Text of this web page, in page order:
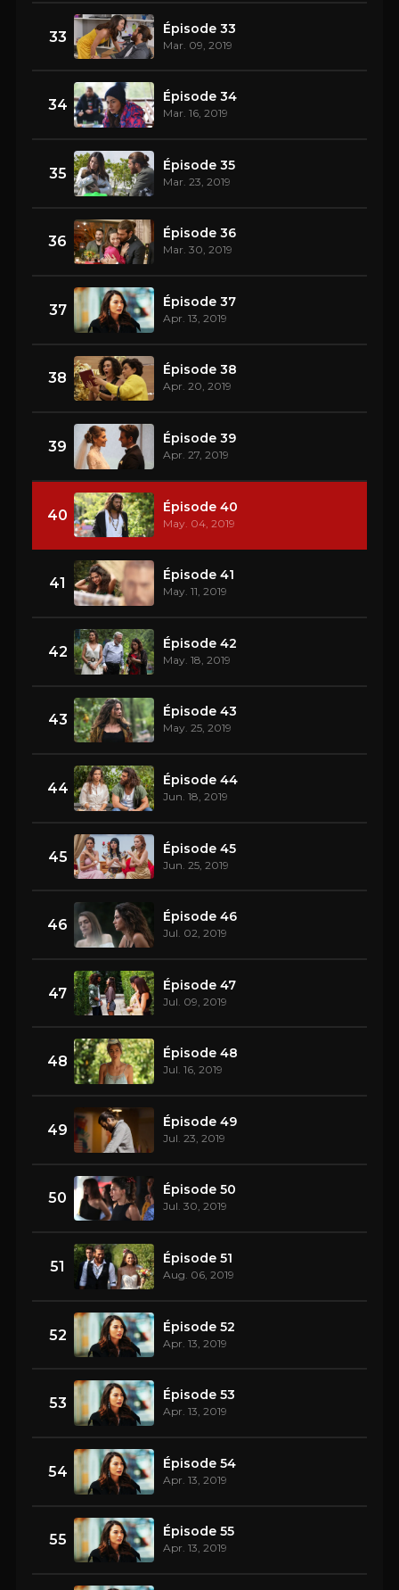
33 Épisode 33
Mar. 09, 2019
34 Épisode 34
Mar. 16, 2019
35 Épisode 35
Mar. 23, 2019
36 Épisode 36
Mar. 30, 2019
37 Épisode 37
Apr. 13, 2019
38 Épisode 38
Apr. 20, 2019
39 Épisode 39
Apr. 27, 2019
40 Épisode 40
May. 04, 2019
41 Épisode 41
May. 11, 2019
42 Épisode 42
May. 18, 2019
43 Épisode 43
May. 25, 2019
44 Épisode 44
Jun. 18, 2019
45 Épisode 45
Jun. 25, 2019
46 Épisode 46
Jul. 02, 2019
47 Épisode 47
Jul. 09, 2019
48 Épisode 48
Jul. 16, 2019
49 Épisode 49
Jul. 23, 2019
50 Épisode 50
Jul. 30, 2019
51 Épisode 51
Aug. 06, 2019
52 Épisode 52
Apr. 13, 2019
53 Épisode 53
Apr. 13, 2019
54 Épisode 54
Apr. 13, 2019
55 Épisode 55
Apr. 13, 2019